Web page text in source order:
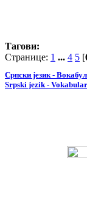
Тагови:
Странице: 1 ... 4 5 [
Српски језик -
Srpski jezik -